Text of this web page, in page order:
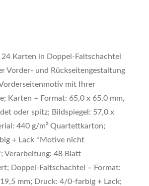
24 Karten in Doppel-Faltschachtel
Vorder- und Rückseitengestaltung
mit Ihrer
Karten – Format: 65,0 x 65,0 mm,
oder spitz; Bildspiegel: 57,0 x
440 g/m² Quartettkarton;
+ Lack *Motive nicht
Verarbeitung: 48 Blatt
Doppel-Faltschachtel – Format:
mm; Druck: 4/0-farbig + Lack;